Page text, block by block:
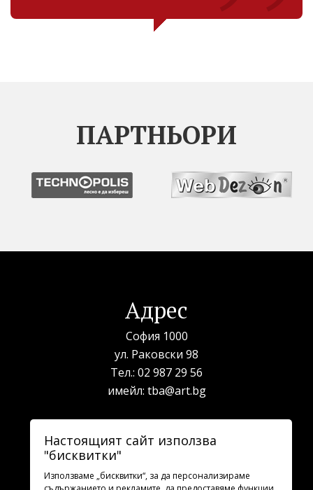
ПАРТНЬОРИ
Адрес
София 1000
ул. Раковски 98
Тел.: 02 987 29 56
имейл: tba@art.bg
Билетна каса
телефон:
рабoтно време: 10:00 - 19:30
Настоящият сайт използва
"бисквитки"
Използваме „бисквитки“, за да персонализираме